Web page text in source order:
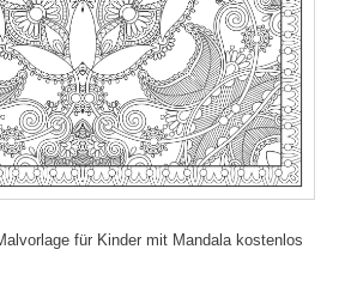
für Kinder mit Mandala kostenlos